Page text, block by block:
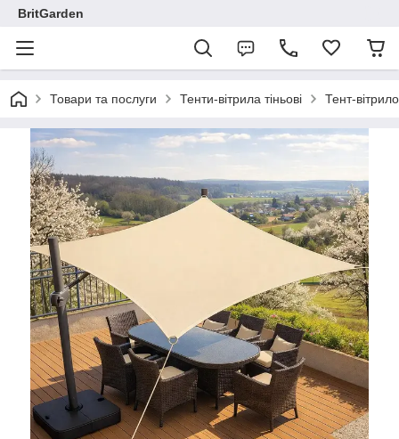
BritGarden
Товари та послуги Тенти-вітрила тіньові Тент-